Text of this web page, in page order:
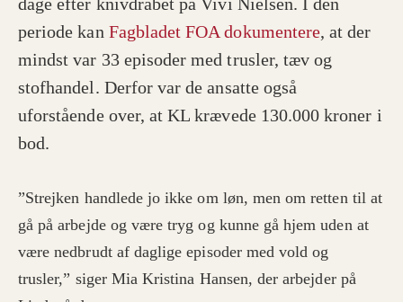
periode kan Fagbladet FOA dokumentere, at der
mindst var 33 episoder med trusler, tæv og
stofhandel. Derfor var de ansatte også
uforstående over, at KL krævede 130.000 kroner i
bod.
”Strejken handlede jo ikke om løn, men om retten til at
gå på arbejde og være tryg og kunne gå hjem uden at
være nedbrudt af daglige episoder med vold og
trusler,” siger Mia Kristina Hansen, der arbejder på